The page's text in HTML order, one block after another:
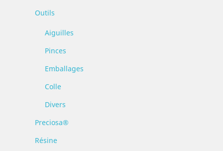
Outils
Aiguilles
Pinces
Emballages
Colle
Divers
Preciosa®
Résine